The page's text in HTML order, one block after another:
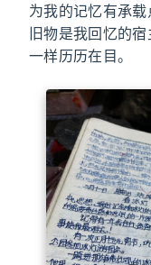
为我的记忆有承
旧物是我回忆的
一样历历在目。